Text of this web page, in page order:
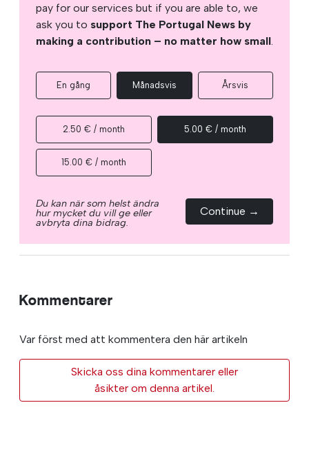
pay for our services but if you are able to, we
ask you to support The Portugal News by
making a contribution – no matter how small.
En gång Månadsvis Årsvis
2.50 € / month 5.00 € / month
15.00 € / month
Du kan när som helst ändra
hur mycket du vill ge eller
avbryta dina bidrag.
Continue →
Kommentarer
Var först med att kommentera den här artikeln
Skicka oss dina kommentarer eller
åsikter om denna artikel.